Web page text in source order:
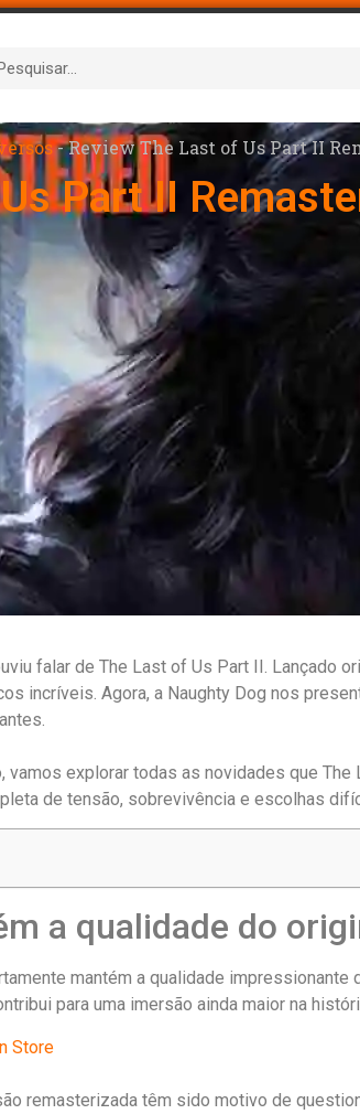
-Review The Last of Us Part II
Part II
falar de The Last of Us Part II. Lançado
incríveis. Agora, a Naughty Dog nos
explorar todas as novidades que
de tensão, sobrevivência e escolhas
a qualidade do
mantém a qualidade impressionante
para uma imersão ainda maior na
Store
remasterizada têm sido motivo de